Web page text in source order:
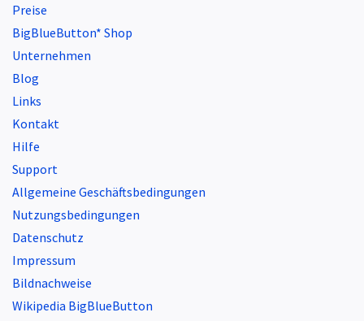
Preise
BigBlueButton* Shop
Unternehmen
Blog
Links
Kontakt
Hilfe
Support
Allgemeine Geschäftsbedingungen
Nutzungsbedingungen
Datenschutz
Impressum
Bildnachweise
Wikipedia BigBlueButton